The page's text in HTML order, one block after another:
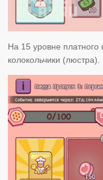
На 15 уровне платного
колокольчики (люстра).